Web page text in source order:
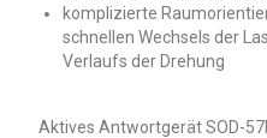
komplizierte
schnellen Wechsels der
Verlaufs der Drehung
Aktives Antwortgerät SOD-